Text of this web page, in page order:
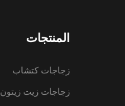
المنتجات
زجاجات كتشاب
زجاجات زيت زيتون